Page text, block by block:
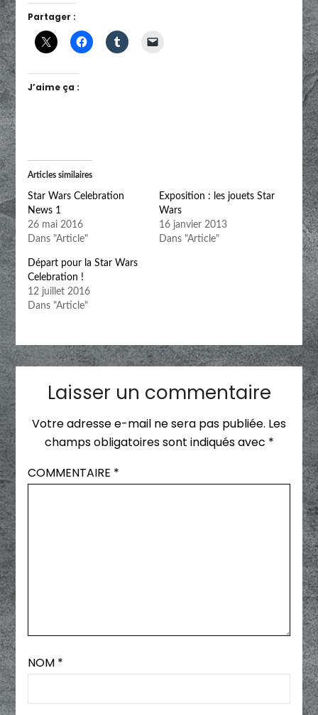
Partager :
J’aime ça :
Articles similaires
Star Wars Celebration
News 1
26 mai 2016
Dans "Article"
Exposition : les jouets Star
Wars
16 janvier 2013
Dans "Article"
Départ pour la Star Wars
Celebration !
12 juillet 2016
Dans "Article"
Laisser un commentaire
Votre adresse e-mail ne sera pas publiée. Les
champs obligatoires sont indiqués avec *
COMMENTAIRE *
NOM *